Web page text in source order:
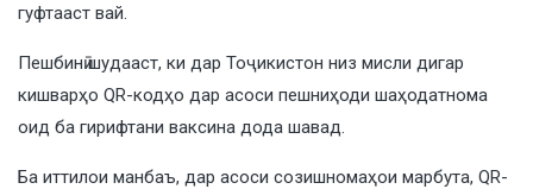
гуфтааст вай.
Пешбинӣ шудааст, ки дар Тоҷикистон низ мисли дигар
кишварҳо QR-кодҳо дар асоси пешниҳоди шаҳодатнома
оид ба гирифтани ваксина дода шавад.
Ба иттилои манбаъ, дар асоси созишномаҳои марбута, QR-